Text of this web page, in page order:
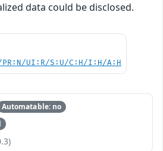
data could be disclosed.
PR:N/UI:R/S:U/C:H/I:H/A:H
Automatable: no